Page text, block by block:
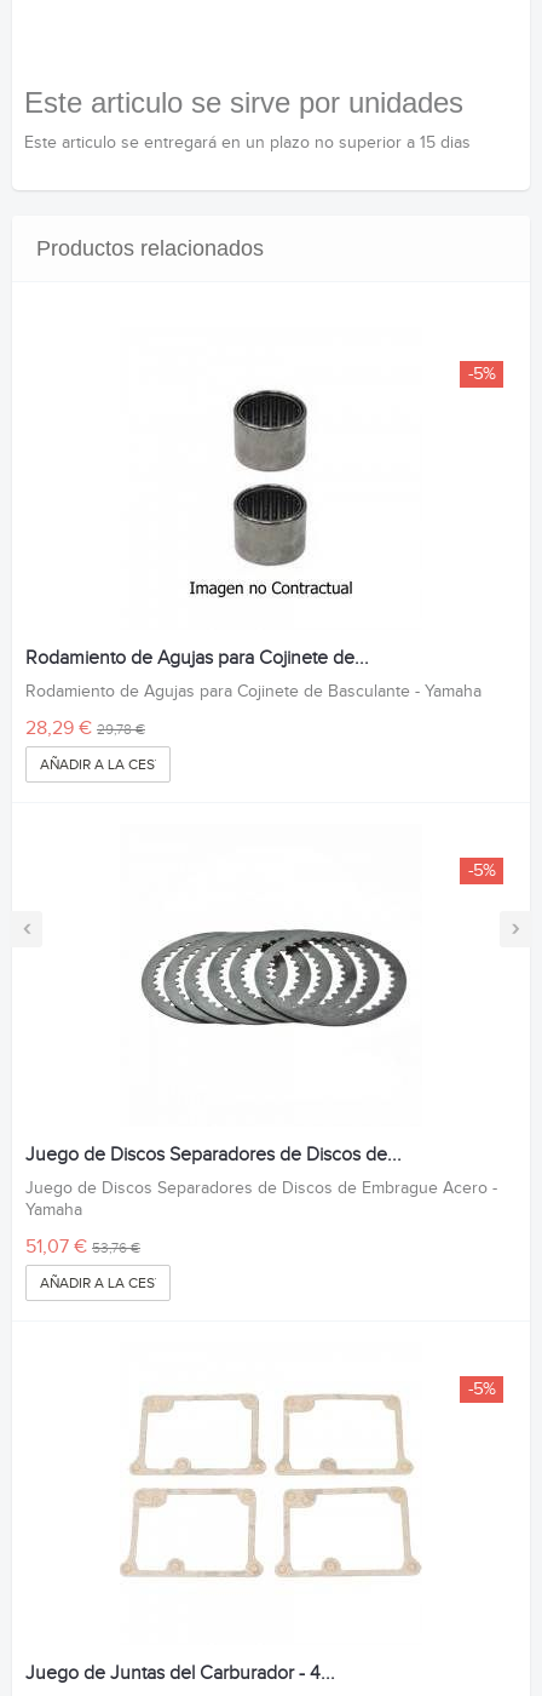
Este articulo se sirve por unidades
Este articulo se entregará en un plazo no superior a 15 dias
Productos relacionados
‹ ›
-5%
Rodamiento de Agujas para Cojinete de...
Rodamiento de Agujas para Cojinete de Basculante - Yamaha
28,29 € 29,78 €
AÑADIR A LA CESTA
-5%
Juego de Discos Separadores de Discos de...
Juego de Discos Separadores de Discos de Embrague Acero -
Yamaha
51,07 € 53,76 €
AÑADIR A LA CESTA
-5%
Juego de Juntas del Carburador - 4...